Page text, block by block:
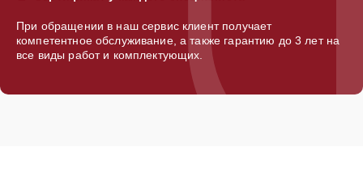
При обращении в наш сервис клиент получает
компетентное обслуживание, а также гарантию до 3 лет на
все виды работ и комплектующих.